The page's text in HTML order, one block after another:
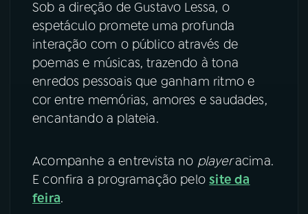
Sob a direção de Gustavo Lessa, o
espetáculo promete uma profunda
interação com o público através de
poemas e músicas, trazendo à tona
enredos pessoais que ganham ritmo e
cor entre memórias, amores e saudades,
encantando a plateia.
Acompanhe a entrevista no playeracima.
E confira a programação pelosite da
feira.